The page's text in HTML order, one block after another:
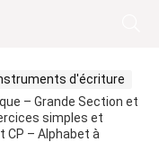
d'écriture
– Grande Section et
simples et
CP – Alphabet à